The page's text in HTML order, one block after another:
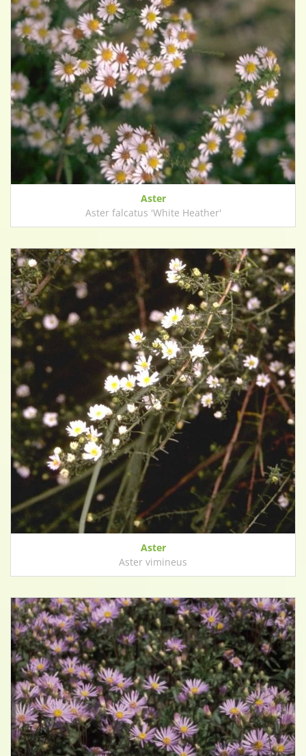
Aster
Aster falcatus 'White Heather'
Aster
Aster vimineus